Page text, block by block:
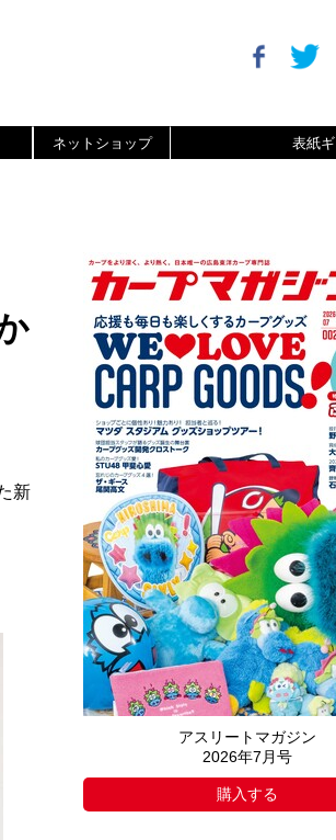
ネットショップ 表紙
新
アスリートマガジン
2026年7月号
購入する